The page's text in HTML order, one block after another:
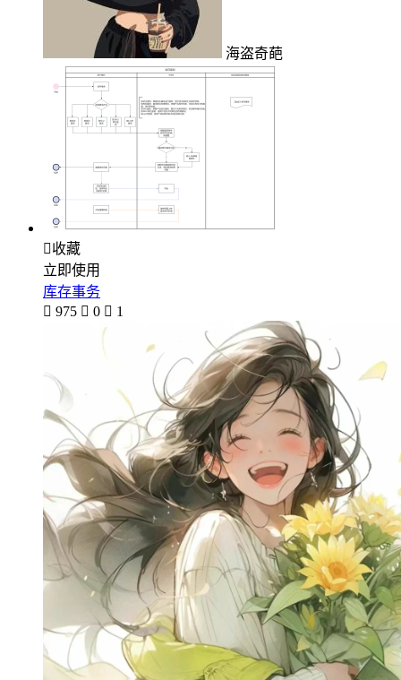
海盗奇葩
收藏
立即使用
库存事务
 975  0  1